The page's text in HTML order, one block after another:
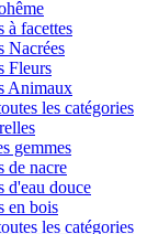
à facettes
Nacrées
Fleurs
Animaux
les catégories
gemmes
de nacre
d'eau douce
en bois
les catégories